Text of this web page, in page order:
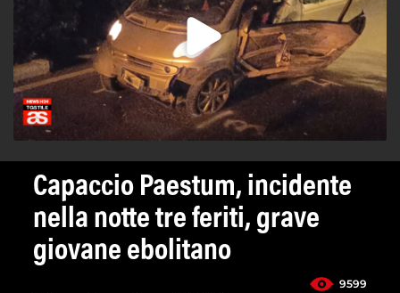
Capaccio Paestum, incidente
nella notte tre feriti, grave
giovane ebolitano
9599